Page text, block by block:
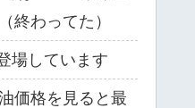
終わってた）
場しています
価格を見ると最